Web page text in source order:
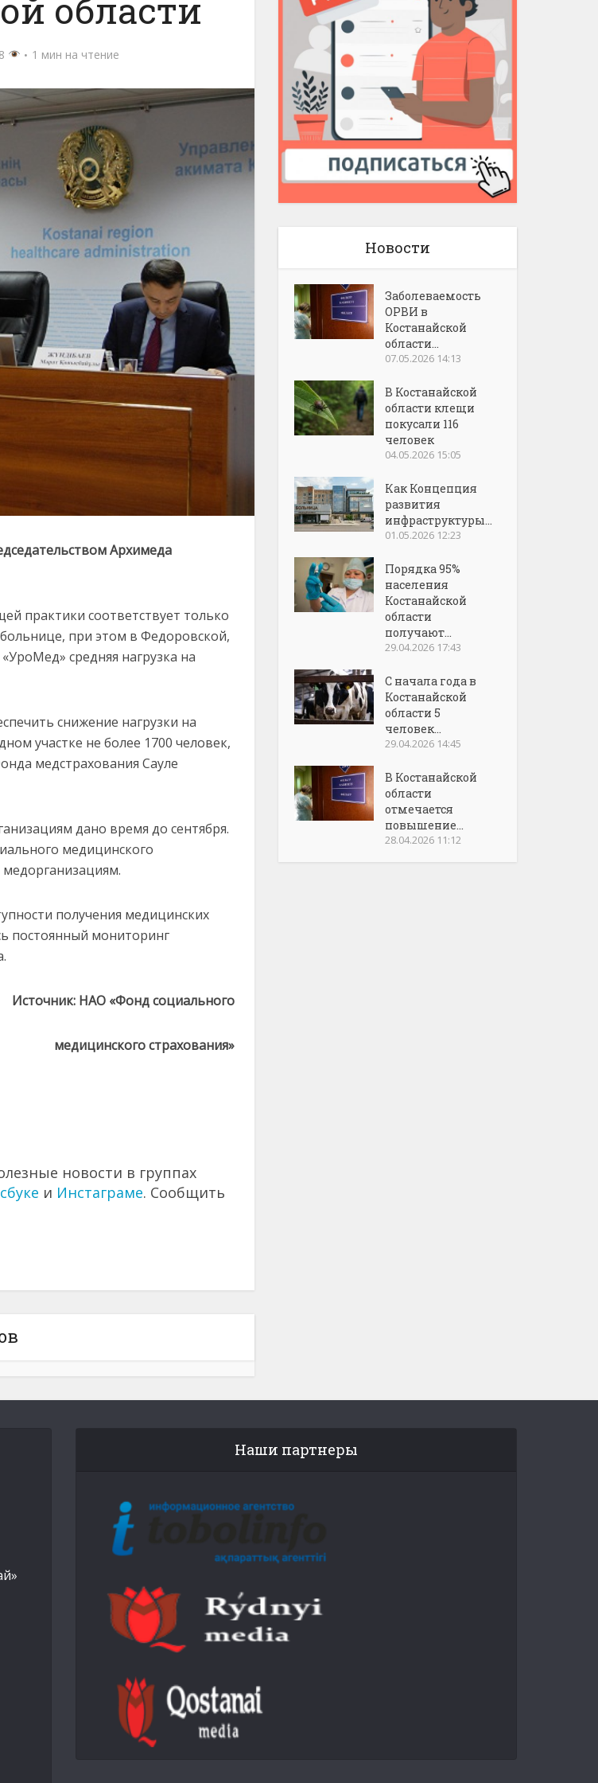
области
1 мин на чтение
Архимеда
практики соответствует только
при этом в Федоровской,
средняя нагрузка на
снижение нагрузки на
участке не более 1700 человек,
медстрахования Сауле
дано время до сентября.
медицинского
получения медицинских
постоянный мониторинг
Источник: НАО «Фонд социального
медицинского страхования»
новости в группах
и Инстаграме. Сообщить
Новости
Заболеваемость
ОРВИ в
Костанайской
области...
07.05.2026 14:13
В Костанайской
области клещи
покусали 116
человек
04.05.2026 15:05
Как Концепция
развития
инфраструктуры...
01.05.2026 12:23
Порядка 95%
населения
Костанайской
области
получают...
29.04.2026 17:43
С начала года в
Костанайской
области 5
человек...
29.04.2026 14:45
В Костанайской
области
отмечается
повышение...
28.04.2026 11:12
Наши партнеры